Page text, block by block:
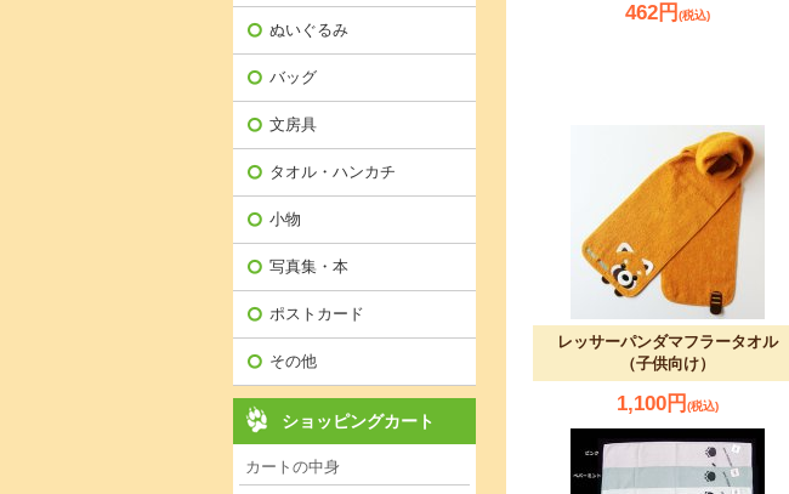
ぬいぐるみ
バッグ
文房具
タオル・ハンカチ
小物
写真集・本
ポストカード
その他
ショッピングカート
カートの中身
462円 (税込)
レッサーパンダマフラータオル
（子供向け）
1,100円 (税込)